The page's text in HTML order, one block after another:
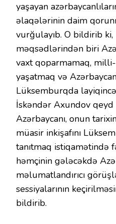
yaşayan
əlaqələrinin daim
vurğulayıb. O bildirib ki,
məqsədlərindən biri
vaxt qoparmamaq,
yaşatmaq və
Lüksemburqda
İskəndər Axundov
Azərbaycanı, onun
müasir inkişafını
tanıtmaq istiqamətində
həmçinin gələcəkdə
məlumatlandırıcı
sessiyalarının
bildirib.